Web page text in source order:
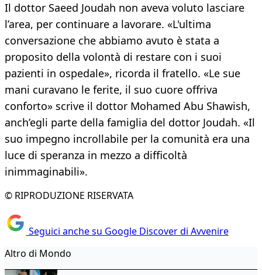
Il dottor Saeed Joudah non aveva voluto lasciare
l’area, per continuare a lavorare. «L'ultima
conversazione che abbiamo avuto è stata a
proposito della volontà di restare con i suoi
pazienti in ospedale», ricorda il fratello. «Le sue
mani curavano le ferite, il suo cuore offriva
conforto» scrive il dottor Mohamed Abu Shawish,
anch’egli parte della famiglia del dottor Joudah. «Il
suo impegno incrollabile per la comunità era una
luce di speranza in mezzo a difficoltà
inimmaginabili».
© RIPRODUZIONE RISERVATA
Seguici anche su Google Discover di Avvenire
Altro di Mondo